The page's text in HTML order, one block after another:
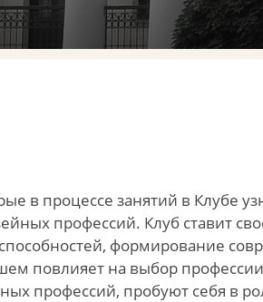
в процессе занятий в Клубе
профессий. Клуб ставит
формирование
повлияет на выбор
профессий, пробуют себя в